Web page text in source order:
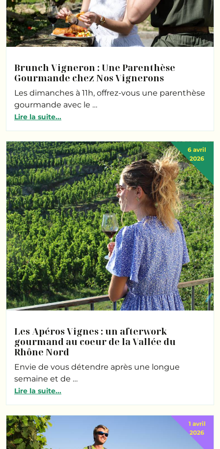
Brunch Vigneron : Une Parenthèse
Gourmande chez Nos Vignerons
Les dimanches à 11h, offrez-vous une parenthèse
gourmande avec le …
Lire la suite...
Les Apéros Vignes : un afterwork
gourmand au coeur de la Vallée du
Rhône Nord
6 avril
2026
Envie de vous détendre après une longue
semaine et de …
Lire la suite...
1 avril
2026